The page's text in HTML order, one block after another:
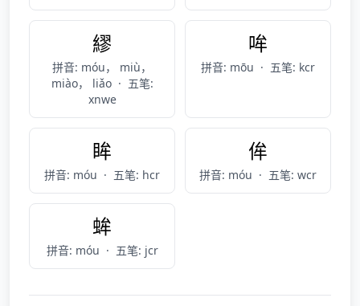
繆
拼音: móu， miù，
miào， liǎo · 五笔:
xnwe
哞
拼音: mōu · 五笔: kcr
眸
拼音: móu · 五笔: hcr
侔
拼音: móu · 五笔: wcr
蛑
拼音: móu · 五笔: jcr